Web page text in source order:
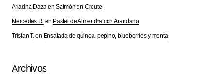
Ariadna Daza enSalmón on Croute
Mercedes R.en Pastel de Almendra con Arandano
Tristan T.en Ensalada de quinoa, pepino, blueberries y menta
Archivos